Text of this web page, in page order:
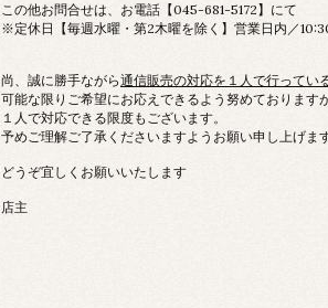
この他お問合せは、お電話【045-681-5172】にて
※定休日【毎週水曜・第2木曜を除く】営業日内／
尚、誠に勝手ながら通信販売の対応を１人で行ってい
可能な限りご希望にお応えできるよう努めておりますが
１人で対応できる限度もございます。
予めご理解ご了承くださいますようお願い申し上げます
どうぞ宜しくお願いいたします
店主